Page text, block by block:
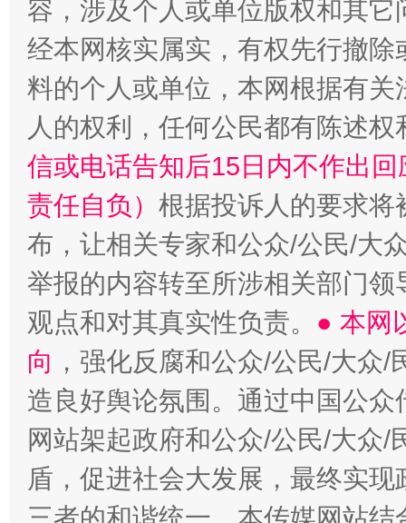
“蜀中异人”王建安的艺术幻境
容，涉及个人或单位版权和其它
经本网核实属实，有权先行撤
料的个人或单位，本网根据有
人的权利，任何公民都有陈述
信或电话告知后15日内不作出
责任自负） 根据投诉人的要求将
布，让相关专家和公众/公民/大
举报的内容转至所涉相关部门
观点和对其真实性负责。 ● 本网
向 ，强化反腐和公众/公民/大众
造良好舆论氛围。通过中国公
网站架起政府和公众/公民/大众
盾，促进社会大发展，最终实